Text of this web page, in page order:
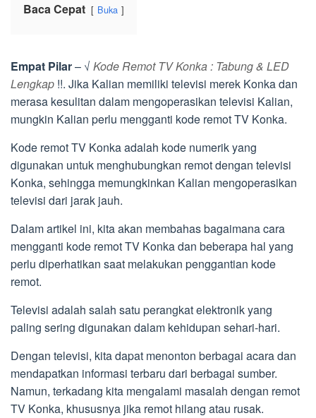
Baca Cepat Buka
Empat Pilar– √ Kode Remot TV Konka : Tabung & LED
Lengkap !!. Jika Kalian memiliki televisi merek Konka dan
merasa kesulitan dalam mengoperasikan televisi Kalian,
mungkin Kalian perlu mengganti kode remot TV Konka.
Kode remot TV Konka adalah kode numerik yang
digunakan untuk menghubungkan remot dengan televisi
Konka, sehingga memungkinkan Kalian mengoperasikan
televisi dari jarak jauh.
Dalam artikel ini, kita akan membahas bagaimana cara
mengganti kode remot TV Konka dan beberapa hal yang
perlu diperhatikan saat melakukan penggantian kode
remot.
Televisi adalah salah satu perangkat elektronik yang
paling sering digunakan dalam kehidupan sehari-hari.
Dengan televisi, kita dapat menonton berbagai acara dan
mendapatkan informasi terbaru dari berbagai sumber.
Namun, terkadang kita mengalami masalah dengan remot
TV Konka, khususnya jika remot hilang atau rusak.